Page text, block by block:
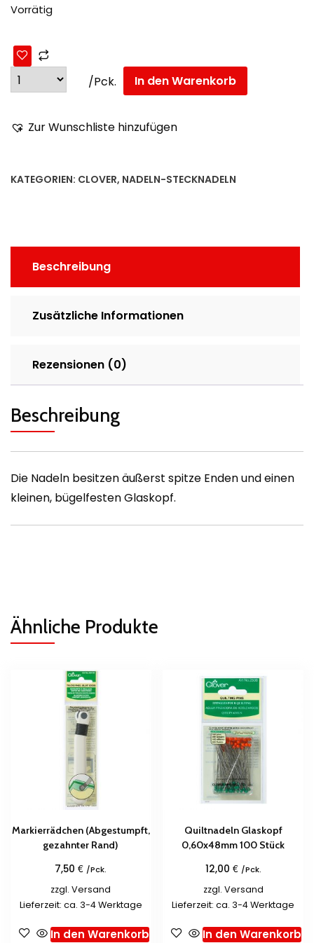
Vorrätig
/Pck. In den Warenkorb
Zur Wunschliste hinzufügen
KATEGORIEN: CLOVER, NADELN-STECKNADELN
Beschreibung
Zusätzliche Informationen
Rezensionen (0)
Beschreibung
Die Nadeln besitzen äußerst spitze Enden und einen
kleinen, bügelfesten Glaskopf.
Ähnliche Produkte
Markierrädchen (Abgestumpft,
gezahnter Rand)
7,50€ /Pck.
zzgl.Versand
Lieferzeit: ca. 3-4 Werktage
In den Warenkorb
Quiltnadeln Glaskopf
0,60x48mm 100 Stück
12,00 € /Pck.
zzgl. Versand
Lieferzeit: ca. 3-4 Werktage
In den Warenkorb